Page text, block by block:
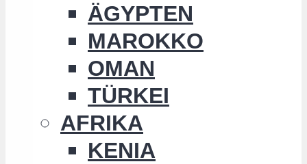
ÄGYPTEN
MAROKKO
OMAN
TÜRKEI
AFRIKA
KENIA